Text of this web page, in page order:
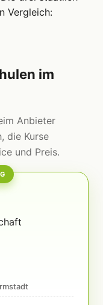
Vergleich:
im
Anbieter
die Kurse
und Preis.